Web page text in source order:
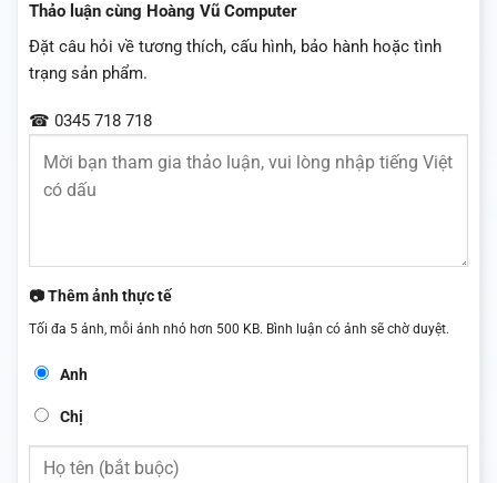
Thảo luận cùng Hoàng Vũ Computer
Đặt câu hỏi về tương thích, cấu hình, bảo hành hoặc tình
trạng sản phẩm.
☎ 0345 718 718
📷 Thêm ảnh thực tế
Tối đa 5 ảnh, mỗi ảnh nhỏ hơn 500 KB. Bình luận có ảnh sẽ chờ duyệt.
Anh
Chị